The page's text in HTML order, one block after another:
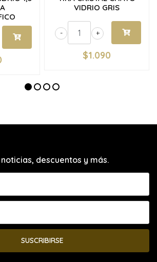
VIDRIO GRIS
+
-
$1.090
descuentos y más.
SUSCRIBIRSE